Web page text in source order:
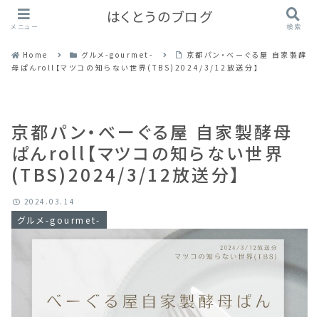
Home グルメ-gourmet-
京都パン・べーぐる屋 自家製酵
母ぱんroll【マツコの知らない世界(TBS)2024/3/12放送分】
京都パン・べーぐる屋 自家製酵母
ぱんroll【マツコの知らない世界
(TBS)2024/3/12放送分】
グルメ-gourmet-
2024.03.14
メニュー
はくとうのブログ
検索